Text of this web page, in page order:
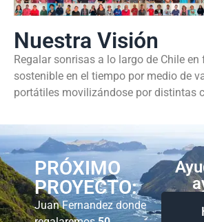
Nuestra Visión
Regalar sonrisas a lo largo de Chile
sostenible en el tiempo por medio de
portátiles movilizándose por distintas
PRÓXIMO
PROYECTO:
Juan Fernandez donde